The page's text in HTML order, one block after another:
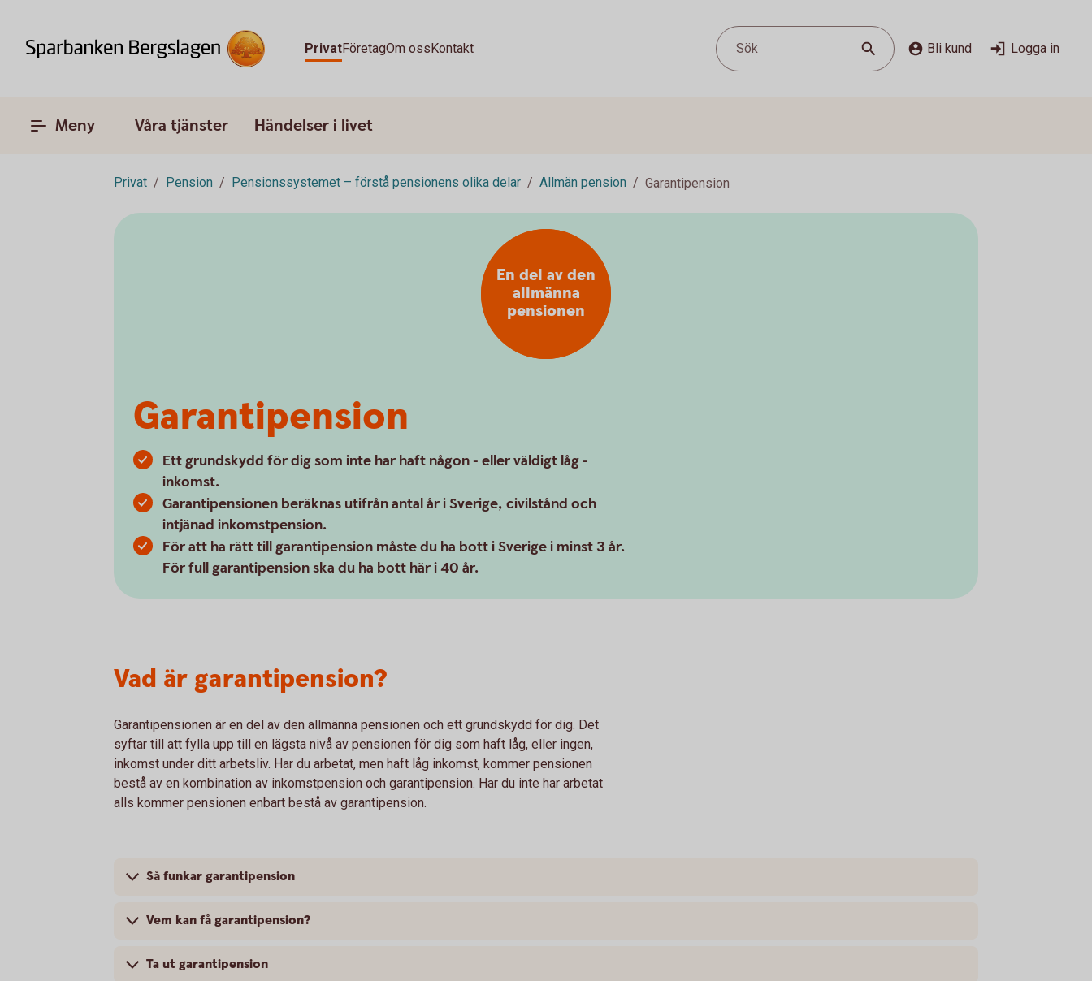
PrivatFöretagOm ossKontakt Sök Bli kund Logga in
Meny Våra tjänster Händelser i livet
Privat Pension Pensionssystemet – förstå pensionens olika delar Allmän pension Garantipension
Garantipension
Ett grundskydd för dig som inte har haft någon - eller väldigt låg -
inkomst.
Garantipensionen beräknas utifrån antal år i Sverige, civilstånd och
intjänad inkomstpension.
För att ha rätt till garantipension måste du ha bott i Sverige i minst 3 år.
För full garantipension ska du ha bott här i 40 år.
En del av den
allmänna
pensionen
Vad är garantipension?
Garantipensionen är en del av den allmänna pensionen och ett grundskydd för dig. Det
syftar till att fylla upp till en lägsta nivå av pensionen för dig som haft låg, eller ingen,
inkomst under ditt arbetsliv. Har du arbetat, men haft låg inkomst, kommer pensionen
bestå av en kombination av inkomstpension och garantipension. Har du inte har arbetat
alls kommer pensionen enbart bestå av garantipension.
Så funkar garantipension
Vem kan få garantipension?
Ta ut garantipension